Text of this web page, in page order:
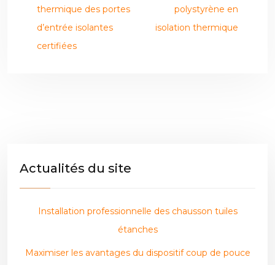
thermique des portes
d’entrée isolantes
certifiées
polystyrène en
isolation thermique
Actualités du site
Installation professionnelle des chausson tuiles
étanches
Maximiser les avantages du dispositif coup de pouce